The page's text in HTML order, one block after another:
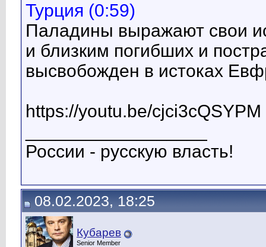
Турция (0:59)
Паладины выражают свои
и близким погибших и
высвобожден в истоках
https://youtu.be/cjci3cQSYPM
России - русскую власть!
08.02.2023, 18:25
Кубарев
Senior Member